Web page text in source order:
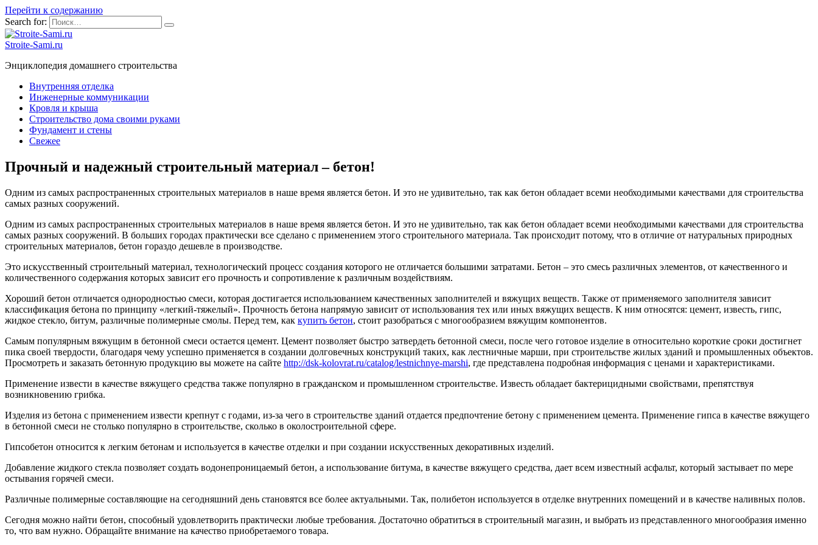
Перейти к содержанию
Search for:
Stroite-Sami.ru
Энциклопедия домашнего строительства
Внутренняя отделка
Инженерные коммуникации
Кровля и крыша
Строительство дома своими руками
Фундамент и стены
Свежее
Прочный и надежный строительный материал – бетон!
Одним из самых распространенных строительных материалов в наше время является бетон. И это не удивительно, так как бетон обладает всеми необходимыми качествами для строительства
самых разных сооружений.
Одним из самых распространенных строительных материалов в наше время является бетон. И это не удивительно, так как бетон обладает всеми необходимыми качествами для строительства
самых разных сооружений. В больших городах практически все сделано с применением этого строительного материала. Так происходит потому, что в отличие от натуральных природных
строительных материалов, бетон гораздо дешевле в производстве.
Это искусственный строительный материал, технологический процесс создания которого не отличается большими затратами. Бетон – это смесь различных элементов, от качественного и
количественного содержания которых зависит его прочность и сопротивление к различным воздействиям.
Хороший бетон отличается однородностью смеси, которая достигается использованием качественных заполнителей и вяжущих веществ. Также от применяемого заполнителя зависит
классификация бетона по принципу «легкий-тяжелый». Прочность бетона напрямую зависит от использования тех или иных вяжущих веществ. К ним относятся: цемент, известь, гипс,
жидкое стекло, битум, различные полимерные смолы. Перед тем, как купить бетон, стоит разобраться с многообразием вяжущим компонентов.
Самым популярным вяжущим в бетонной смеси остается цемент. Цемент позволяет быстро затвердеть бетонной смеси, после чего готовое изделие в относительно короткие сроки достигнет
пика своей твердости, благодаря чему успешно применяется в создании долговечных конструкций таких, как лестничные марши, при строительстве жилых зданий и промышленных объектов.
Просмотреть и заказать бетонную продукцию вы можете на сайте http://dsk-kolovrat.ru/catalog/lestnichnye-marshi, где представлена подробная информация с ценами и характеристиками.
Применение извести в качестве вяжущего средства также популярно в гражданском и промышленном строительстве. Известь обладает бактерицидными свойствами, препятствуя
возникновению грибка.
Изделия из бетона с применением извести крепнут с годами, из-за чего в строительстве зданий отдается предпочтение бетону с применением цемента. Применение гипса в качестве вяжущего
в бетонной смеси не столько популярно в строительстве, сколько в околостроительной сфере.
Гипсобетон относится к легким бетонам и используется в качестве отделки и при создании искусственных декоративных изделий.
Добавление жидкого стекла позволяет создать водонепроницаемый бетон, а использование битума, в качестве вяжущего средства, дает всем известный асфальт, который застывает по мере
остывания горячей смеси.
Различные полимерные составляющие на сегодняшний день становятся все более актуальными. Так, полибетон используется в отделке внутренних помещений и в качестве наливных полов.
Сегодня можно найти бетон, способный удовлетворить практически любые требования. Достаточно обратиться в строительный магазин, и выбрать из представленного многообразия именно
то, что вам нужно. Обращайте внимание на качество приобретаемого товара.